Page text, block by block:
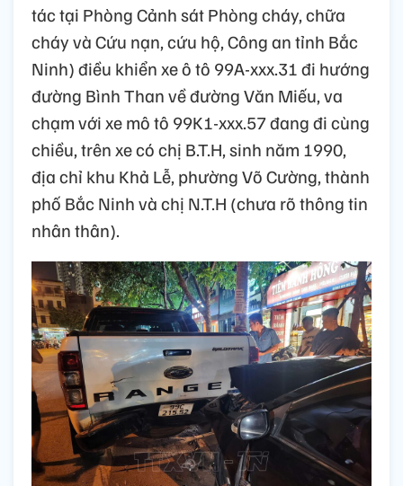
tác tại Phòng Cảnh sát Phòng cháy, chữa
cháy và Cứu nạn, cứu hộ, Công an tỉnh Bắc
Ninh) điều khiển xe ô tô 99A-xxx.31 đi hướng
đường Bình Than về đường Văn Miếu, va
chạm với xe mô tô 99K1-xxx.57 đang đi cùng
chiều, trên xe có chị B.T.H, sinh năm 1990,
địa chỉ khu Khả Lễ, phường Võ Cường, thành
phố Bắc Ninh và chị N.T.H (chưa rõ thông tin
nhân thân).